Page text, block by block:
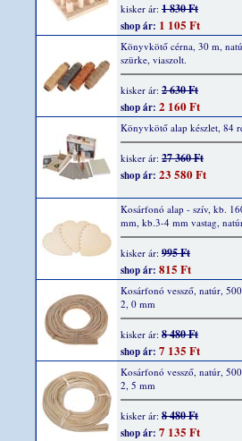
kisker ár: 1 830 Ft
shop ár: 1 105 Ft
Könyvkötő cérna, 30 m,
szürke, viaszolt.
kisker ár: 2 630 Ft
shop ár: 2 160 Ft
Könyvkötő alap készlet, 84
kisker ár: 27 360 Ft
shop ár: 23 580 Ft
Kosárfonó alap - szív, kb.
mm, kb.3-4 mm vastag,
kisker ár: 995 Ft
shop ár: 815 Ft
Kosárfonó vessző, natúr,
2, 0 mm
kisker ár: 8 480 Ft
shop ár: 7 135 Ft
Kosárfonó vessző, natúr,
2, 5 mm
kisker ár: 8 480 Ft
shop ár: 7 135 Ft